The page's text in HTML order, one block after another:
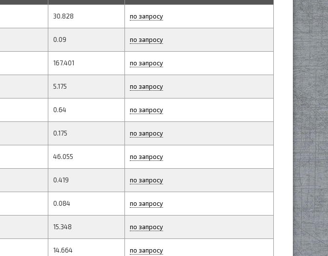
30.828 по запросу
0.09 по запросу
167.401 по запросу
5.175 по запросу
0.64 по запросу
0.175 по запросу
46.055 по запросу
0.419 по запросу
0.084 по запросу
15.348 по запросу
14.664 по запросу